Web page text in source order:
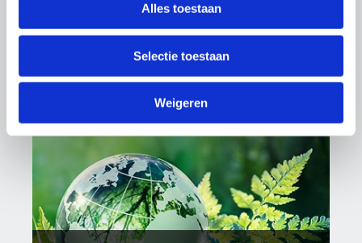
Alles toestaan
Selectie toestaan
Weigeren